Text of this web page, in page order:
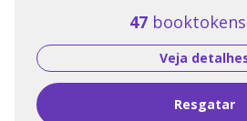
47 booktokens
Veja
Resgatar